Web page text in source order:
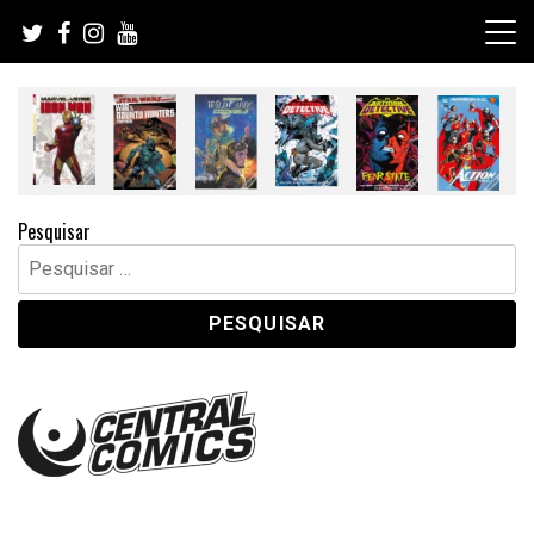
content
Pesquisar
Pesquisar
por: